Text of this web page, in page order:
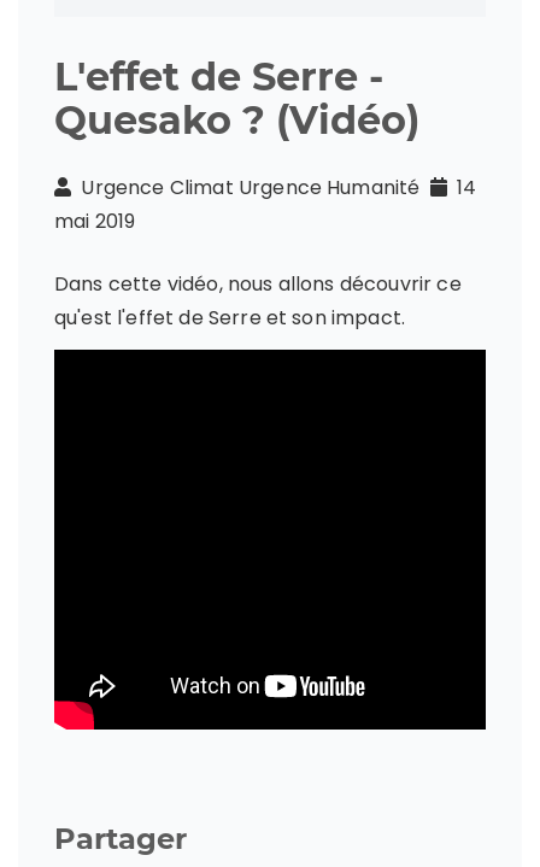
L'effet de Serre -
Quesako ? (Vidéo)
Urgence Climat Urgence Humanité
14
mai 2019
Dans cette vidéo, nous allons découvrir ce
qu'est l'effet de Serre et son impact.
Partager